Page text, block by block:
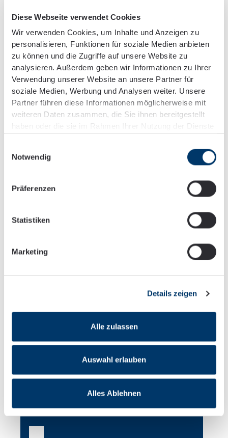
Diese Webseite verwendet Cookies
Wir verwenden Cookies, um Inhalte und Anzeigen zu
personalisieren, Funktionen für soziale Medien anbieten
zu können und die Zugriffe auf unsere Website zu
analysieren. Außerdem geben wir Informationen zu Ihrer
Verwendung unserer Website an unsere Partner für
soziale Medien, Werbung und Analysen weiter. Unsere
Partner führen diese Informationen möglicherweise mit
weiteren Daten zusammen, die Sie ihnen bereitgestellt
Notwendig
Präferenzen
Statistiken
Marketing
Details zeigen
Alle zulassen
Auswahl erlauben
Alles Ablehnen
strategisch genutzt.
LEISTUNGEN
Jahresabschlusserstellung
Erstellung von Jahresabschlüssen nach
Gezielte Nutzung bilanzpolitischer
Wahlrechte zur Steueroptimierung
Analyse zentraler
betriebswirtschaftlicher Kennzahlen